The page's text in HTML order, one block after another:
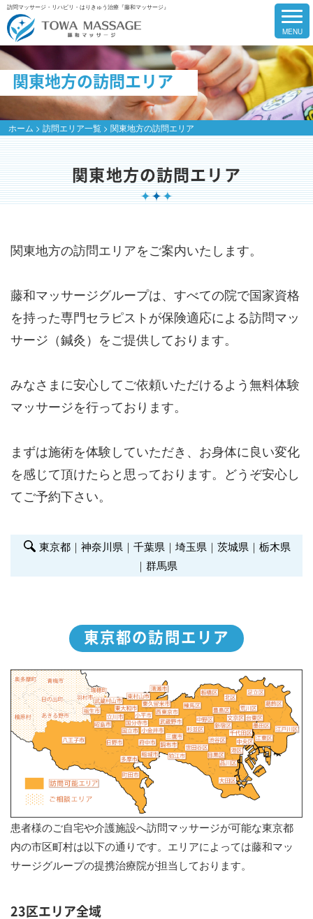
訪問マッサージ・リハビリ・はりきゅう治療『藤和マッサージ』
関東地方の訪問エリア
ホーム > 訪問エリア一覧> 関東地方の訪問エリア
関東地方の訪問エリア
関東地方の訪問エリアをご案内いたします。
藤和マッサージグループは、すべての院で国家資格
を持った専門セラピストが保険適応による訪問マッ
サージ（鍼灸）をご提供しております。
みなさまに安心してご依頼いただけるよう無料体験
マッサージを行っております。
まずは施術を体験していただき、お身体に良い変化
を感じて頂けたらと思っております。どうぞ安心し
てご予約下さい。
東京都 ｜ 神奈川県 ｜ 千葉県 ｜ 埼玉県 ｜ 茨城県 ｜ 栃木県
｜ 群馬県
東京都の訪問エリア
患者様のご自宅や介護施設へ訪問マッサージが可能な東京都
内の市区町村は以下の通りです。エリアによっては藤和マッ
サージグループの提携治療院が担当しております。
23区エリア全域